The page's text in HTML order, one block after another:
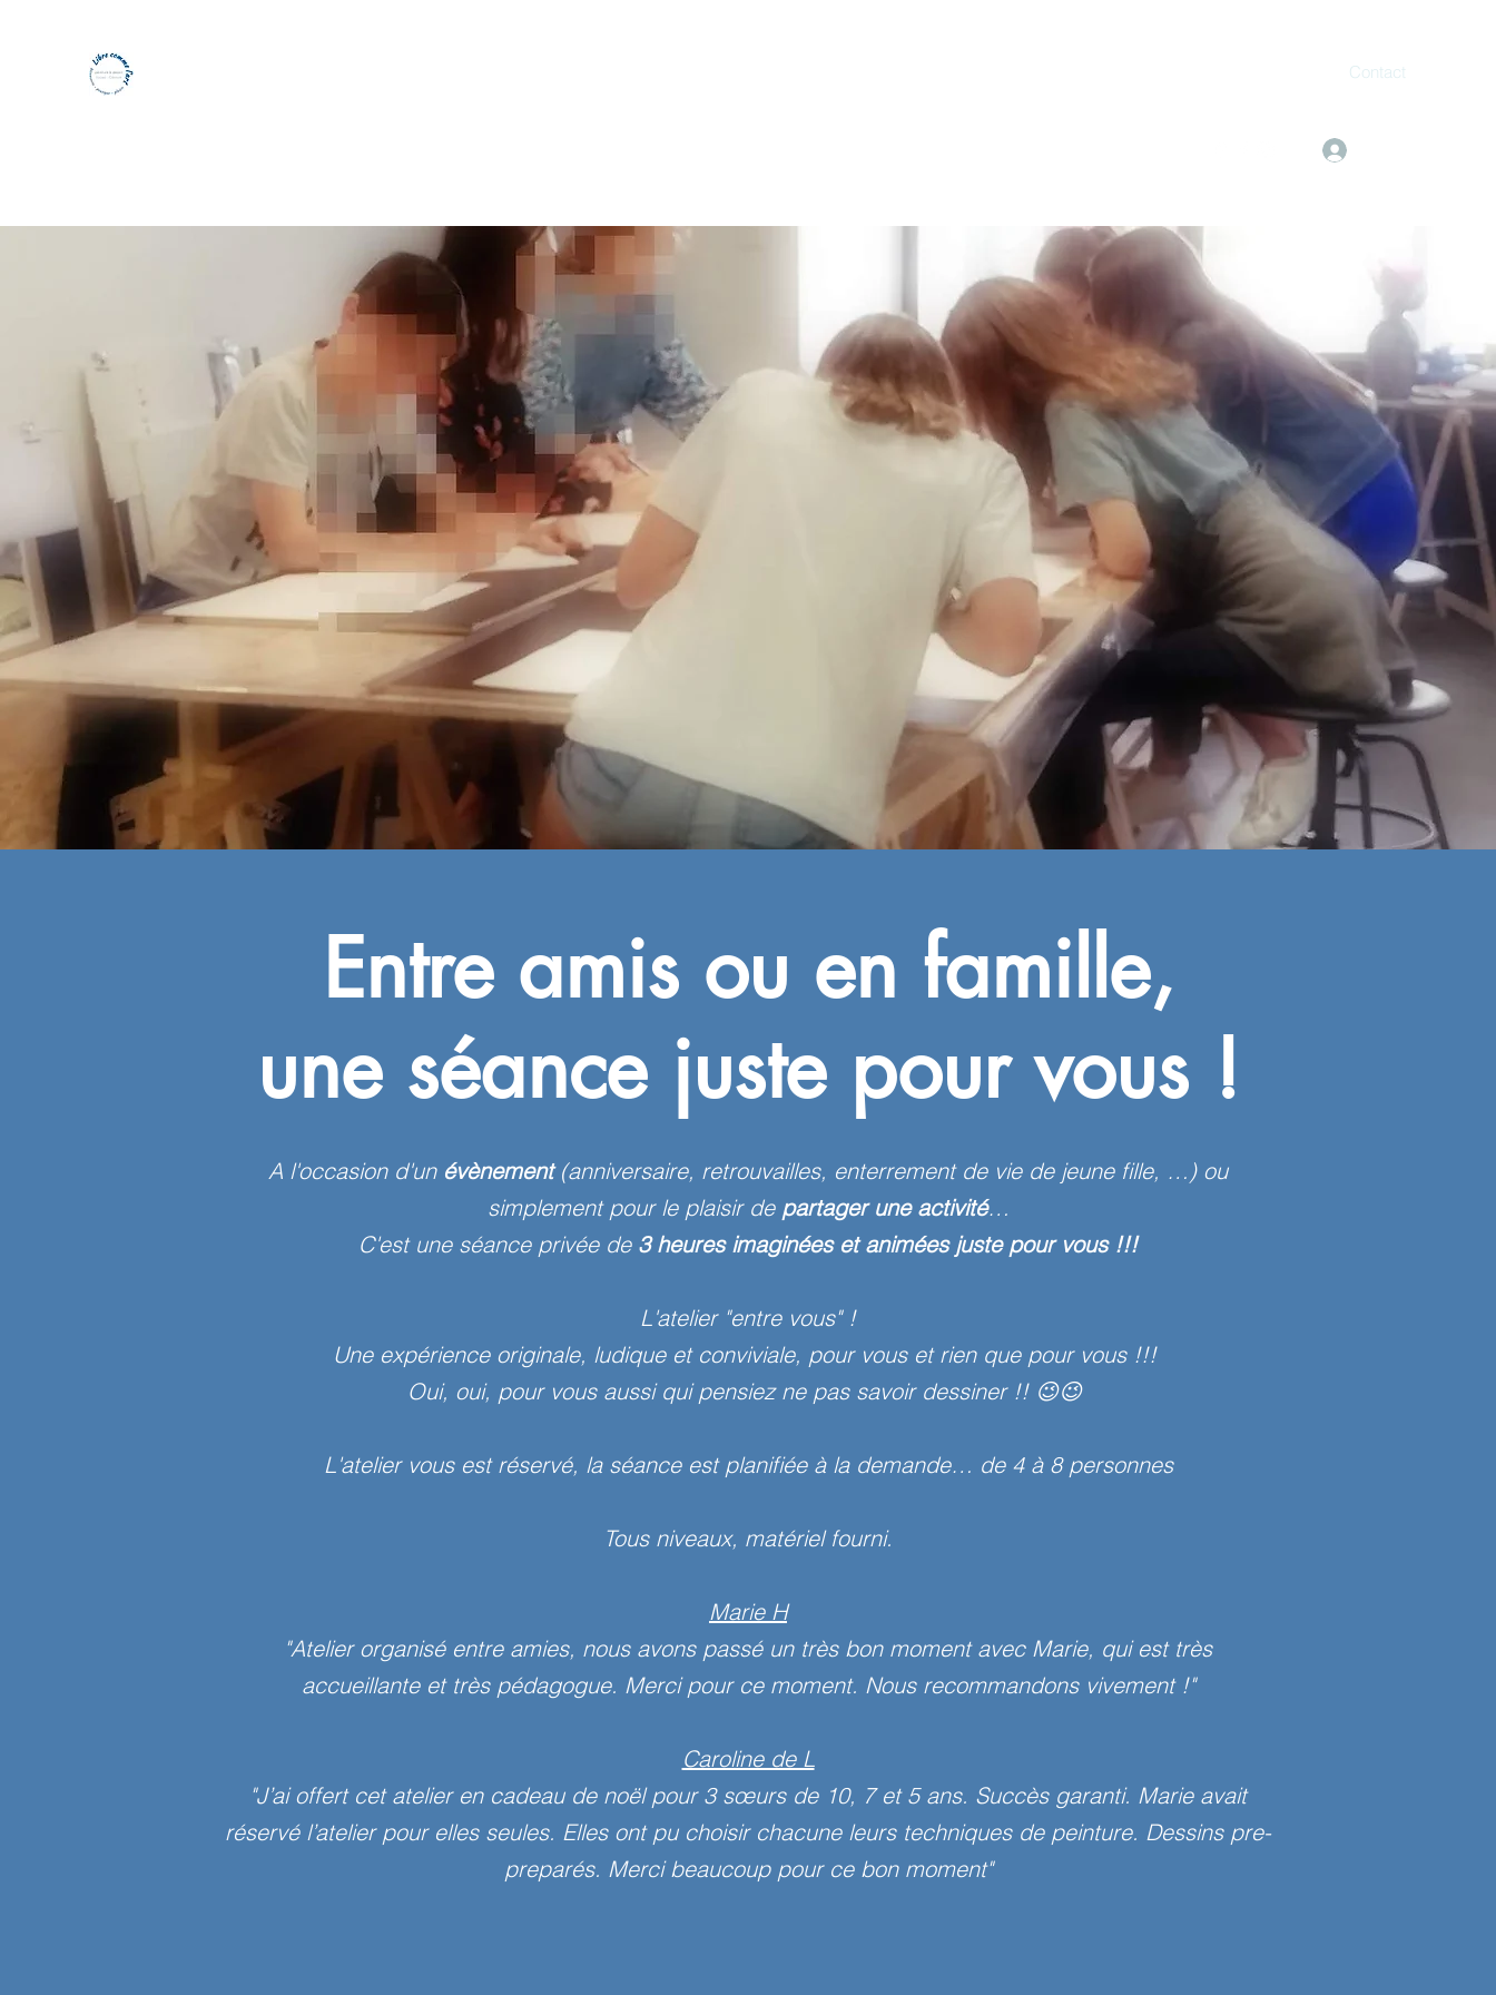
Contact
Entre amis ou en famille,
une séance juste pour vous !
A l'occasion d'un évènement (anniversaire, retrouvailles, enterrement de vie de jeune fille, …) ou
simplement pour le plaisir de partager une activité…
C'est une séance privée de 3 heures imaginées et animées juste pour vous !!!
L'atelier "entre vous" !
Une expérience originale, ludique et conviviale, pour vous et rien que pour vous !!!
Oui, oui, pour vous aussi qui pensiez ne pas savoir dessiner !! 😉😉
L'atelier vous est réservé, la séance est planifiée à la demande… de 4 à 8 personnes
Tous niveaux, matériel fourni.
Marie H
"Atelier organisé entre amies, nous avons passé un très bon moment avec Marie, qui est très
accueillante et très pédagogue. Merci pour ce moment. Nous recommandons vivement !"
Caroline de L
"J’ai offert cet atelier en cadeau de noël pour 3 sœurs de 10, 7 et 5 ans. Succès garanti. Marie avait
réservé l’atelier pour elles seules. Elles ont pu choisir chacune leurs techniques de peinture. Dessins pre-
preparés. Merci beaucoup pour ce bon moment"